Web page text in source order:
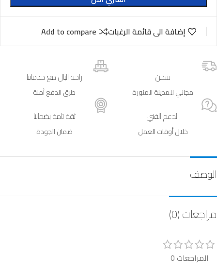
إضافة الى قائمة الرغبات Add to compare
شحن
مجاني للمدينة المنورة
راحة البال مع خدماتنا
طرق الدفع أمنة
الدعم الفني
خلال أوقات العمل
ثقة تامة بضماننا
ضمان الجودة
الوصف
مراجعات (0)
المراجعات 0